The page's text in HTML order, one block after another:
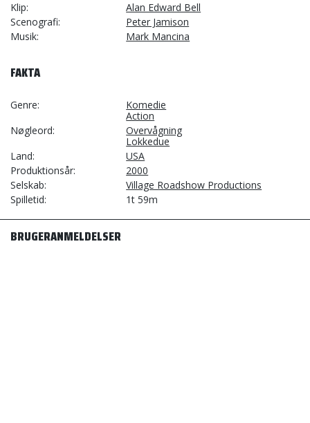
Klip
Alan Edward Bell
Scenografi
Peter Jamison
Musik
Mark Mancina
FAKTA
Genre
Komedie
Action
Nøgleord
Overvågning
Lokkedue
Land
USA
Produktionsår
2000
Selskab
Village Roadshow Productions
Spilletid
1t 59m
BRUGERANMELDELSER